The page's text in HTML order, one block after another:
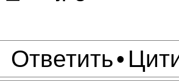
Ответить•